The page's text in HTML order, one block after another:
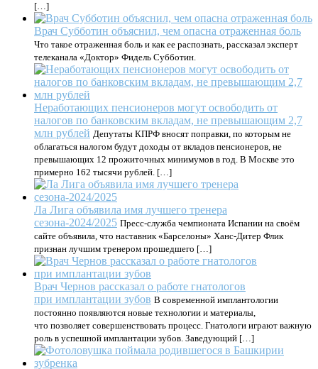
[…]
Врач Субботин объяснил, чем опасна отраженная боль
Что такое отраженная боль и как ее распознать, рассказал эксперт
телеканала «Доктор» Фидель Субботин.
Неработающих пенсионеров могут освободить от
налогов по банковским вкладам, не превышающим 2,7
млн рублей Депутаты КПРФ вносят поправки, по которым не
облагаться налогом будут доходы от вкладов пенсионеров, не
превышающих 12 прожиточных минимумов в год. В Москве это
примерно 162 тысячи рублей. […]
Ла Лига объявила имя лучшего тренера
сезона-2024/2025 Пресс-служба чемпионата Испании на своём
сайте объявила, что наставник «Барселоны» Ханс-Дитер Флик
признан лучшим тренером прошедшего […]
Врач Чернов рассказал о работе гнатологов
при имплантации зубов В современной имплантологии
постоянно появляются новые технологии и материалы,
что позволяет совершенствовать процесс. Гнатологи играют важную
роль в успешной имплантации зубов. Заведующий […]